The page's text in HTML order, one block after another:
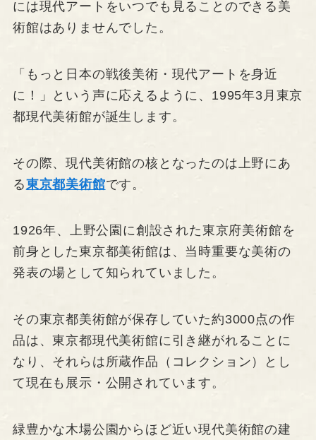
には現代アートをいつでも見ることのできる美
術館はありませんでした。
「もっと日本の戦後美術・現代アートを身近
に！」という声に応えるように、1995年3月東京
都現代美術館が誕生します。
その際、現代美術館の核となったのは上野にあ
る東京都美術館です。
1926年、上野公園に創設された東京府美術館を
前身とした東京都美術館は、当時重要な美術の
発表の場として知られていました。
その東京都美術館が保存していた約3000点の作
品は、東京都現代美術館に引き継がれることに
なり、それらは所蔵作品（コレクション）とし
て現在も展示・公開されています。
緑豊かな木場公園からほど近い現代美術館の建